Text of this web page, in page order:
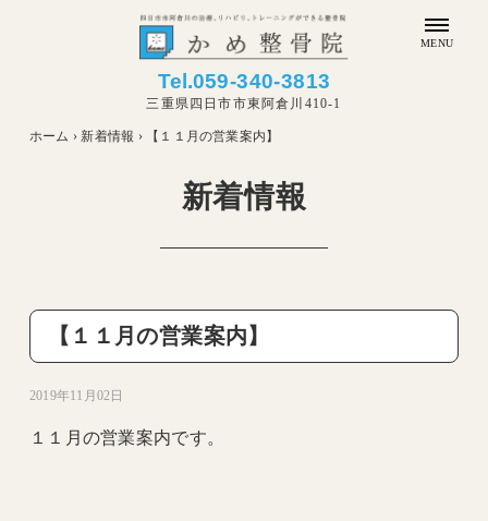
Tel.059-340-3813
三重県四日市市東阿倉川410-1
MENU
ホーム › 新着情報 › 【１１月の営業案内】
新着情報
【１１月の営業案内】
2019年11月02日
１１月の営業案内です。